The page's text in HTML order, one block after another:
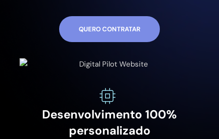
QUERO CONTRATAR
Desenvolvimento 100%
personalizado